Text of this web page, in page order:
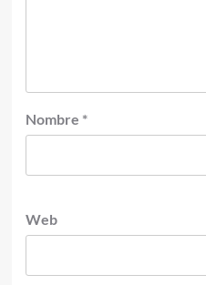
Nombre *
Web